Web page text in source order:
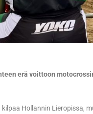
erä voittoon
Hollannin Lieropissa,